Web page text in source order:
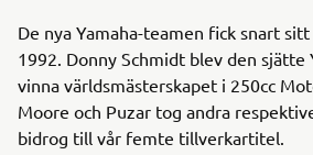
De nya Yamaha-teamen fick snart
1992. Donny Schmidt blev den sjätte
vinna världsmästerskapet i 250cc
Moore och Puzar tog andra
bidrog till vår femte tillverkartitel.